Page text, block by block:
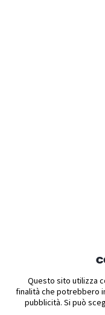
Questo sito utilizza
finalità che potrebbero
pubblicità. Si può